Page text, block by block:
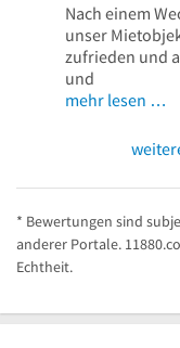
Nach einem
unser
zufrieden und
und
mehr lesen …
* Bewertungen sind
anderer Portale.
Echtheit.